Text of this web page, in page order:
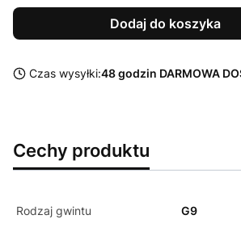
Dodaj do koszyka
Czas wysyłki:48 godzin DARMOWA
Cechy produktu
Rodzaj gwintu G9